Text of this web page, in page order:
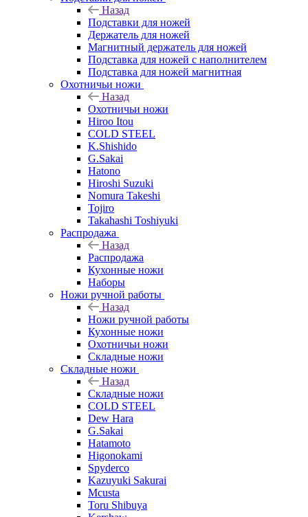
Назад
Подставки для ножей
Держатель для ножей
Магнитный держатель для ножей
Подставка для ножей с наполнителем
Подставка для ножей магнитная
Охотничьи ножи
Назад
Охотничьи ножи
Hiroo Itou
COLD STEEL
K.Shishido
G.Sakai
Hatono
Hiroshi Suzuki
Nomura Takeshi
Tojiro
Takahashi Toshiyuki
Распродажа
Назад
Распродажа
Кухонные ножи
Наборы
Ножи ручной работы
Назад
Ножи ручной работы
Кухонные ножи
Охотничьи ножи
Складные ножи
Складные ножи
Назад
Складные ножи
COLD STEEL
Dew Hara
G.Sakai
Hatamoto
Higonokami
Spyderco
Kazuyuki Sakurai
Mcusta
Toru Shibuya